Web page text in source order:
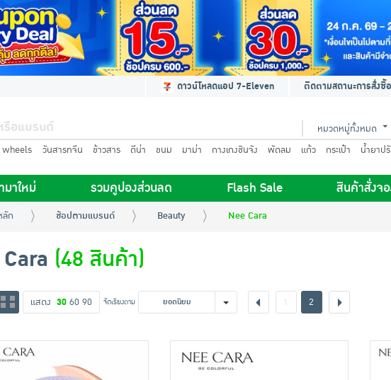
ดาวน์โหลดแอป 7-Eleven ติดตามสถานะการสั่งซื้อ
หมวดหมู่ทั้งหมด
wheels วันสารทจีน ข้าวสาร ดีน่า ขนม มาม่า กางเกงชินจัง พัดลม แก้ว กระเป๋า
น้ำยาป
าใหม่ รวมคูปองส่วนลด Flash Sale สินค้าสั่งจ
ลัก ช้อปตามแบรนด์ Beauty Nee Cara
(48 สินค้า)
แสดง 30 60 90 จัดเรียงตาม ยอดนิยม 1 2